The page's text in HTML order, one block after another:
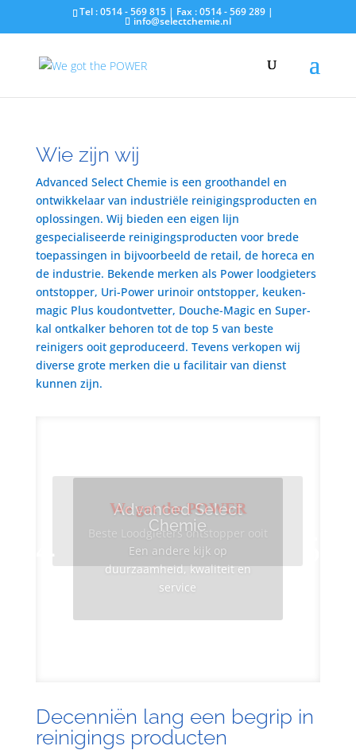
Tel : 0514 - 569 815 | Fax : 0514 - 569 289 |
info@selectchemie.nl
Wie zijn wij
Advanced Select Chemie is een groothandel en
ontwikkelaar van industriële reinigingsproducten en
oplossingen. Wij bieden een eigen lijn
gespecialiseerde reinigingsproducten voor brede
toepassingen in bijvoorbeeld de retail, de horeca en
de industrie. Bekende merken als Power loodgieters
ontstopper, Uri-Power urinoir ontstopper, keuken-
magic Plus koudontvetter, Douche-Magic en Super-
kal ontkalker behoren tot de top 5 van beste
reinigers ooit geproduceerd. Tevens verkopen wij
diverse grote merken die u facilitair van dienst
kunnen zijn.
Advanced Select
Chemie
Een andere kijk op
duurzaamheid, kwaliteit en
service
We got the POWER
Beste Loodgieters ontstopper ooit
Decenniën lang een begrip in
reinigings producten